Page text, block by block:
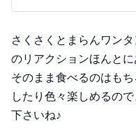
さくさくとまらんワン
のリアクションほんと
そのまま食べるのはも
したり色々楽しめるの
下さいね♪